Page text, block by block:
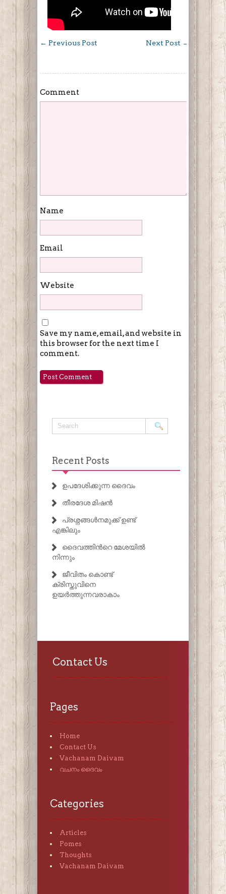
← Previous Post Next Post →
Comment
Name
Email
Website
Save my name, email, and website in
this browser for the next time I
comment.
Recent Posts
ഉപദേശിക്കുന്ന ദൈവം
തീരദേശ മിഷൻ
പ്രശ്നങ്ങൾനമുക്ക് ഉണ്ട്
എങ്കിലും
ദൈവത്തിൻറെ മേശയിൽ
നിന്നും
ജീവിതം കൊണ്ട്
ക്രിസ്തുവിനെ
ഉയർത്തുന്നവരാകാം
Contact Us
Pages
Home
Contact Us
Vachanam Daivam
വചനം ദൈവം
Categories
Articles
Pomes
Thoughts
Vachanam Daivam